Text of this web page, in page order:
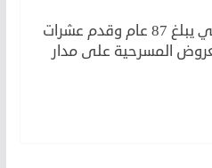
جدير بالذكر أن حسن حسني يبلغ 87 عام وقدم عشرات
المسرحية على مدار